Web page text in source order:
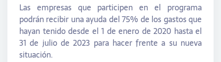
Las empresas que participen en el programa
podrán recibir una ayuda del 75% de los gastos que
hayan tenido desde el 1 de enero de 2020 hasta el
31 de julio de 2023 para hacer frente a su nueva
situación.